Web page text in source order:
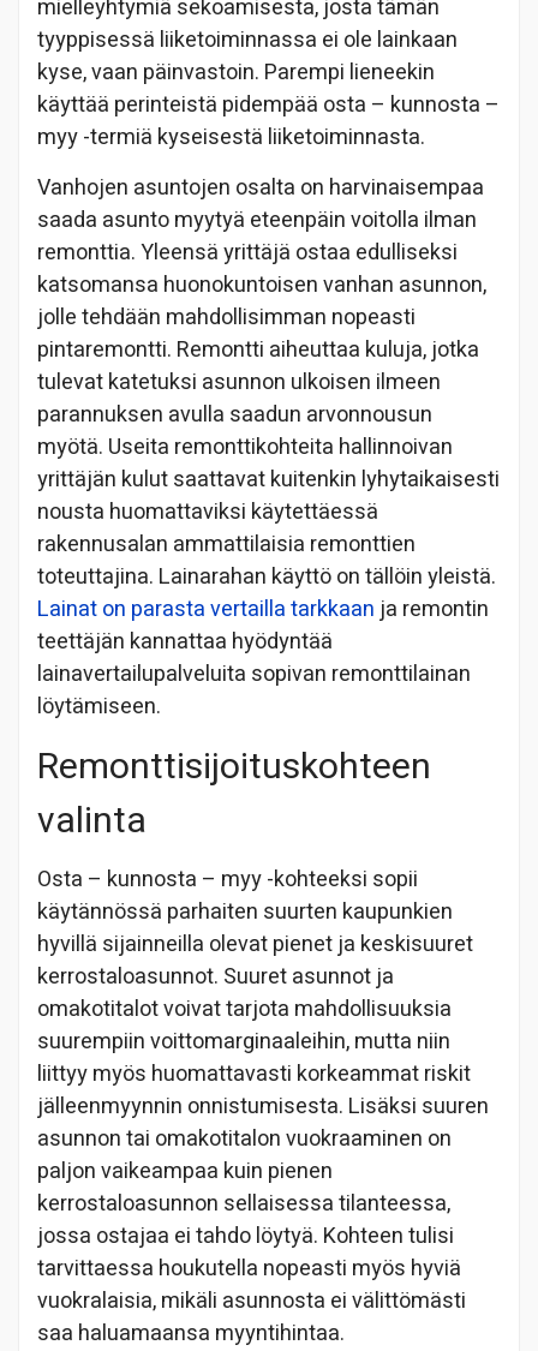
mielleyhtymiä sekoamisesta, josta tämän
tyyppisessä liiketoiminnassa ei ole lainkaan
kyse, vaan päinvastoin. Parempi lieneekin
käyttää perinteistä pidempää osta – kunnosta –
myy -termiä kyseisestä liiketoiminnasta.
Vanhojen asuntojen osalta on harvinaisempaa
saada asunto myytyä eteenpäin voitolla ilman
remonttia. Yleensä yrittäjä ostaa edulliseksi
katsomansa huonokuntoisen vanhan asunnon,
jolle tehdään mahdollisimman nopeasti
pintaremontti. Remontti aiheuttaa kuluja, jotka
tulevat katetuksi asunnon ulkoisen ilmeen
parannuksen avulla saadun arvonnousun
myötä. Useita remonttikohteita hallinnoivan
yrittäjän kulut saattavat kuitenkin lyhytaikaisesti
nousta huomattaviksi käytettäessä
rakennusalan ammattilaisia remonttien
toteuttajina. Lainarahan käyttö on tällöin yleistä.
Lainat on parasta vertailla tarkkaan ja remontin
teettäjän kannattaa hyödyntää
lainavertailupalveluita sopivan remonttilainan
löytämiseen.
Remonttisijoituskohteen
valinta
Osta – kunnosta – myy -kohteeksi sopii
käytännössä parhaiten suurten kaupunkien
hyvillä sijainneilla olevat pienet ja keskisuuret
kerrostaloasunnot. Suuret asunnot ja
omakotitalot voivat tarjota mahdollisuuksia
suurempiin voittomarginaaleihin, mutta niin
liittyy myös huomattavasti korkeammat riskit
jälleenmyynnin onnistumisesta. Lisäksi suuren
asunnon tai omakotitalon vuokraaminen on
paljon vaikeampaa kuin pienen
kerrostaloasunnon sellaisessa tilanteessa,
jossa ostajaa ei tahdo löytyä. Kohteen tulisi
tarvittaessa houkutella nopeasti myös hyviä
vuokralaisia, mikäli asunnosta ei välittömästi
saa haluamaansa myyntihintaa.